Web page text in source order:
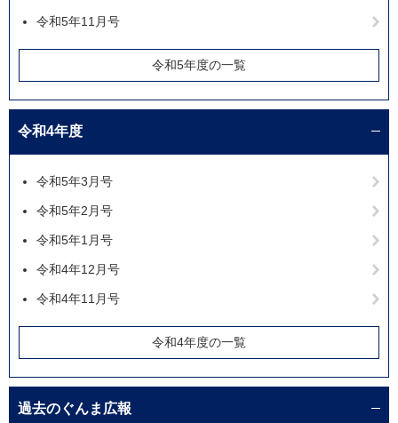
令和5年11月号
令和5年度の一覧
令和4年度
令和5年3月号
令和5年2月号
令和5年1月号
令和4年12月号
令和4年11月号
令和4年度の一覧
過去のぐんま広報